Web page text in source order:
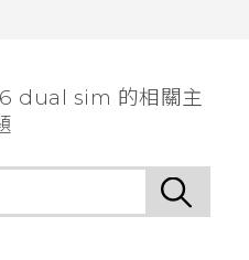
dual sim 的相關主